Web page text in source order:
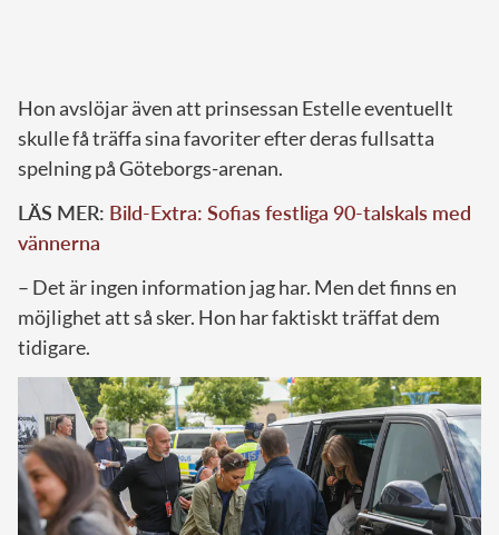
Hon avslöjar även att prinsessan Estelle eventuellt
skulle få träffa sina favoriter efter deras fullsatta
spelning på Göteborgs-arenan.
LÄS MER: Bild-Extra: Sofias festliga 90-talskals med
vännerna
– Det är ingen information jag har. Men det finns en
möjlighet att så sker. Hon har faktiskt träffat dem
tidigare.